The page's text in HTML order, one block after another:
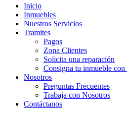
Inicio
Inmuebles
Nuestros Servicios
Tramites
Pagos
Zona Clientes
Solicita una reparación
Consigna tu inmueble
Nosotros
Preguntas Frecuentes
Trabaja con Nosotros
Contáctanos